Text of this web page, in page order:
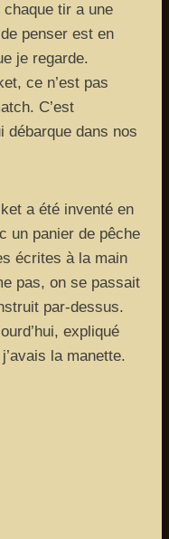
tir a une
penser est en
je regarde.
ce n’est pas
C’est
débarque dans nos
a été inventé en
un panier de pêche
écrites à la main
pas, on se passait
par-dessus.
expliqué
la manette.